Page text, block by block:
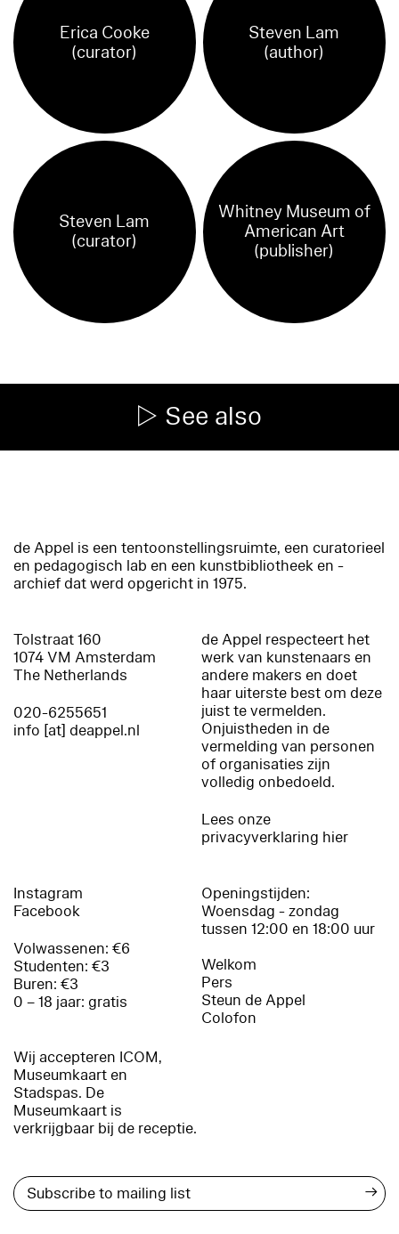
Erica Cooke
(curator)
Steven Lam
(author)
Steven Lam
(curator)
Whitney Museum of
American Art
(publisher)
See also
de Appel is een tentoonstellingsruimte, een curatorieel
en pedagogisch lab en een kunstbibliotheek en -
archief dat werd opgericht in 1975.
Tolstraat 160
1074 VM Amsterdam
The Netherlands
020-6255651
info [at] deappel.nl
de Appel respecteert het
werk van kunstenaars en
andere makers en doet
haar uiterste best om deze
juist te vermelden.
Onjuistheden in de
vermelding van personen
of organisaties zijn
volledig onbedoeld.
Lees onze
privacyverklaring hier
Instagram
Facebook
Volwassenen: €6
Studenten: €3
Buren: €3
0 – 18 jaar: gratis
Wij accepteren ICOM,
Museumkaart en
Stadspas. De
Museumkaart is
verkrijgbaar bij de receptie.
Openingstijden:
Woensdag - zondag
tussen 12:00 en 18:00 uur
Welkom
Pers
Steun de Appel
Colofon
→